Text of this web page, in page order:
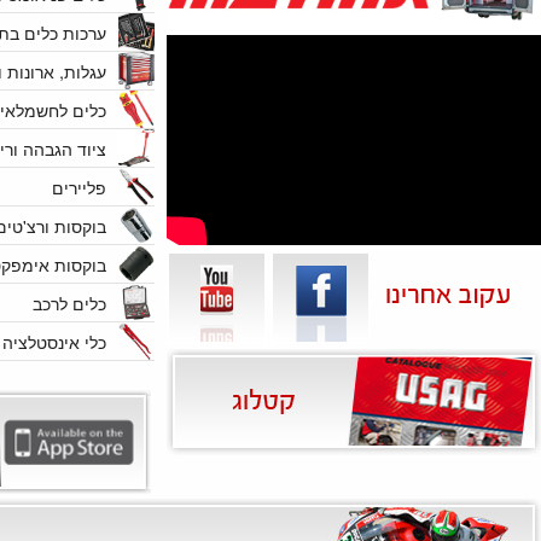
ערכות כלים
עגלות, ארונות
כלים לחשמלאי
ציוד הגבהה
פליירים
בוקסות
בוקסות
כלים לרכב
כלי אינסטלציה